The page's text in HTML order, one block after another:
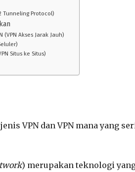
Tunneling Protocol)
(VPN Akses Jarak Jauh)
Situs ke Situs)
VPN dan VPN mana yang
) merupakan teknologi